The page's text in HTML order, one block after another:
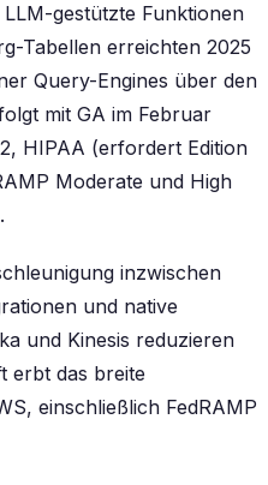
gestützte Funktionen
Tabellen erreichten 2025
Query-Engines über den
mit GA im Februar
HIPAA (erfordert Edition
Moderate und High
inzwischen
und native
und Kinesis reduzieren
erbt das breite
einschließlich FedRAMP